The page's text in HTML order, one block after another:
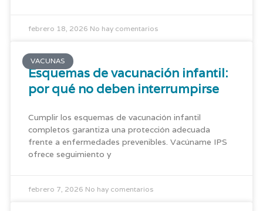
febrero 18, 2026 No hay comentarios
VACUNAS
Esquemas de vacunación infantil:
por qué no deben interrumpirse
Cumplir los esquemas de vacunación infantil
completos garantiza una protección adecuada
frente a enfermedades prevenibles. Vacúname IPS
ofrece seguimiento y
febrero 7, 2026 No hay comentarios